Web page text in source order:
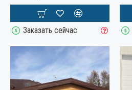
Заказать сейчас